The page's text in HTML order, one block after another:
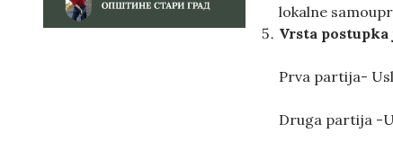
lokalne
Vrsta postupka
Prva partija-
Druga partija -